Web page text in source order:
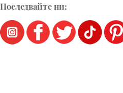
Последвайте ни: